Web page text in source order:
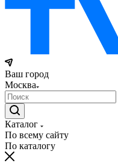
Ваш город
Москва
Каталог
По всему сайту
По каталогу